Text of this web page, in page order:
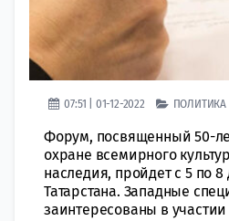
07:51 | 01-12-2022 ПОЛИТИКА
Форум, посвященный 50-
охране всемирного
наследия, пройдет с 5 по 8
Татарстана. Западные
зaинтересованы в